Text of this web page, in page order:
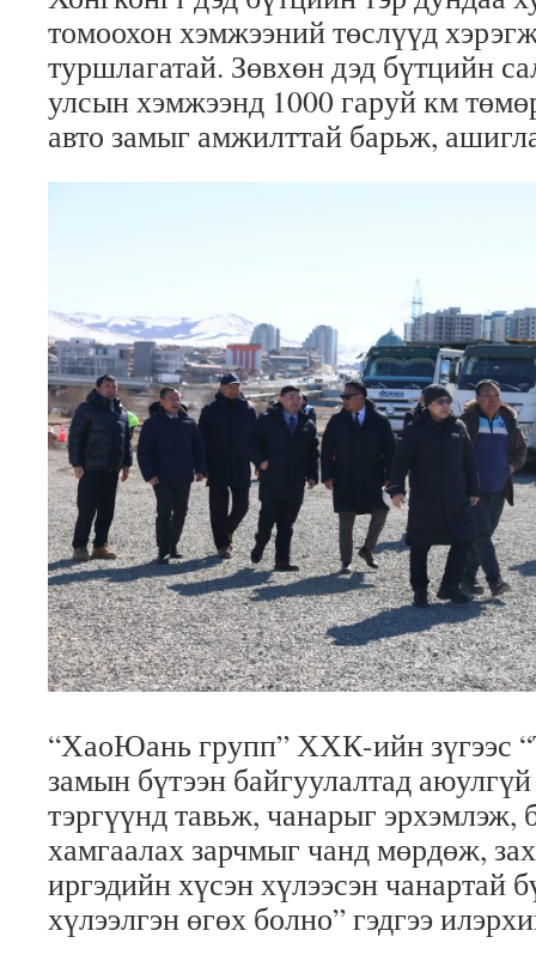
томоохон хэмжээний төслүүд
туршлагатай. Зөвхөн дэд бүтцийн
улсын хэмжээнд 1000 гаруй км
авто замыг амжилттай барьж,
“ХаоЮань групп” ХХК-ийн зүгээс
замын бүтээн байгуулалтад
тэргүүнд тавьж, чанарыг эрхэмлэж,
хамгаалах зарчмыг чанд мөрдөж,
иргэдийн хүсэн хүлээсэн чанартай
хүлээлгэн өгөх болно” гэдгээ